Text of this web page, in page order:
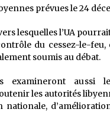
Un conte targui/ Quand la tête
orale/ D’où viennent
prévues le 24
lesquelles l’UA
du cessez-le-
soumis au débat.
examineront aussi
les autorités
nationale,